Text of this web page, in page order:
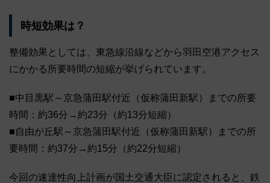
時短効果は？
整備効果としては、東急線沿線などから羽田空港アクセス
にかかる所要時間の短縮が挙げられています。
■中目黒駅～京急蒲田駅付近（仮称蒲田新駅）までの所要
時間：約36分→約23分（約13分短縮）
■自由が丘駅～京急蒲田駅付近（仮称蒲田新駅）までの所
要時間：約37分→約15分（約22分短縮）
今回の速達性向上計画が国土交通大臣に認定されると、鉄